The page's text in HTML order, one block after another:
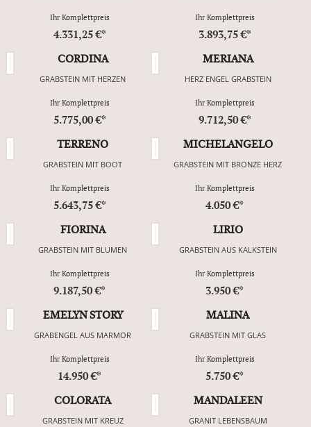
Ihr Komplettpreis
4.331,25 €*
Ihr Komplettpreis
3.893,75 €*
CORDINA
GRABSTEIN MIT HERZEN
Ihr Komplettpreis
5.775,00 €*
MERIANA
HERZ ENGEL GRABSTEIN
Ihr Komplettpreis
9.712,50 €*
TERRENO
GRABSTEIN MIT BOOT
Ihr Komplettpreis
5.643,75 €*
MICHELANGELO
GRABSTEIN MIT BRONZE HERZ
Ihr Komplettpreis
4.050 €*
FIORINA
GRABSTEIN MIT BLUMEN
Ihr Komplettpreis
9.187,50 €*
LIRIO
GRABSTEIN AUS KALKSTEIN
Ihr Komplettpreis
3.950 €*
EMELYN STORY
GRABENGEL AUS MARMOR
Ihr Komplettpreis
14.950 €*
MALINA
GRABSTEIN MIT GLAS
Ihr Komplettpreis
5.750 €*
COLORATA
GRABSTEIN MIT KREUZ
MANDALEEN
GRANIT LEBENSBAUM